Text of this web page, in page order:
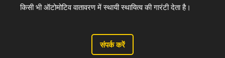
किसी भी ऑटोमोटिव वातावरण में स्थायी स्थायित्व की गारंटी देता है।
संपर्क करें